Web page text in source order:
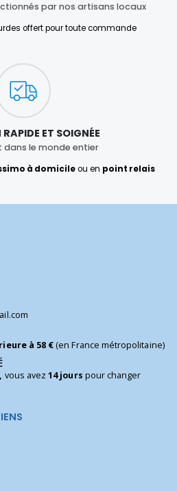
par nos artisans locaux
offert pour toute commande
ET SOIGNÉE
dans le monde entier
à domicileou en point relais
à 58 €(en France métropolitaine)
vous avez14 jours pour changer